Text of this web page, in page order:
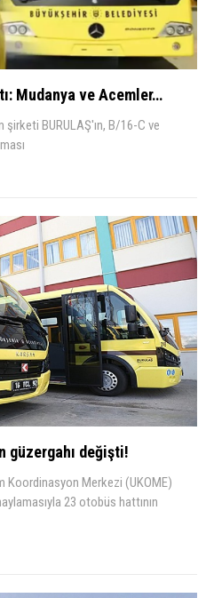
Mudanya ve Acemler…
şirketi BURULAŞ'ın, B/16-C ve
güzergahı değişti!
Koordinasyon Merkezi (UKOME)
23 otobüs hattının